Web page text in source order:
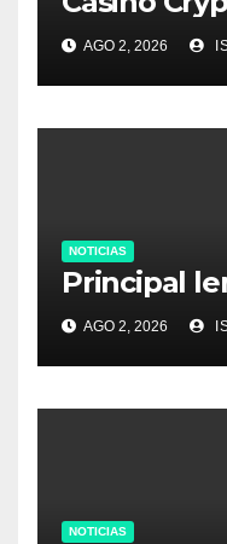
AGO 2, 2026
NOTICIAS
Principal
AGO 2, 2026
NOTICIAS